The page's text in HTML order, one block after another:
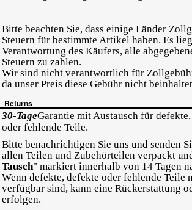
Bitte beachten Sie, dass einige Länder
Steuern für bestimmte Artikel haben. Es
Verantwortung des Käufers, alle
Steuern zu zahlen.
Wir sind nicht verantwortlich für
da unser Preis diese Gebühr nicht
Returns
30-TageGarantie mit Austausch für
oder fehlende Teile.
Bitte benachrichtigen Sie uns und senden
allen Teilen und Zubehörteilen verpackt
Tausch" markiert innerhalb von 14 Tagen
Wenn defekte, defekte oder fehlende Teile
verfügbar sind, kann eine Rückerstattung
erfolgen.